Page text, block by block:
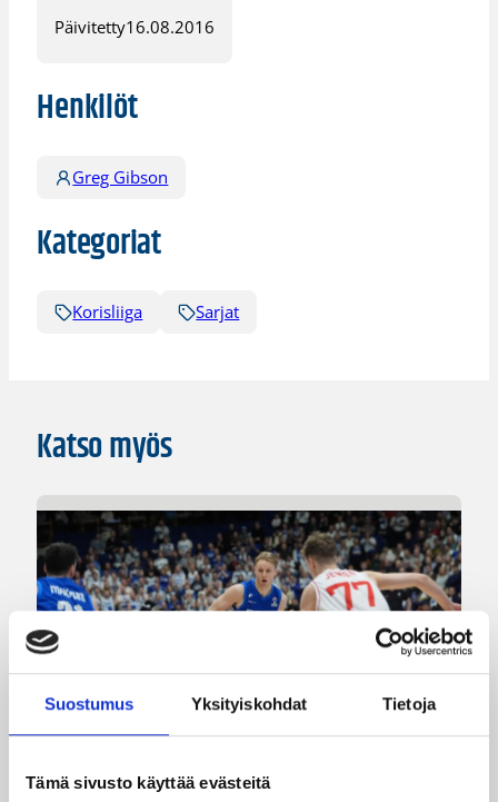
Suostumus Yksityiskohdat Tietoja
Tämä sivusto käyttää evästeitä
Päivitetty16.08.2016
Henkilöt
Greg Gibson
Kategoriat
Korisliiga Sarjat
Katso myös